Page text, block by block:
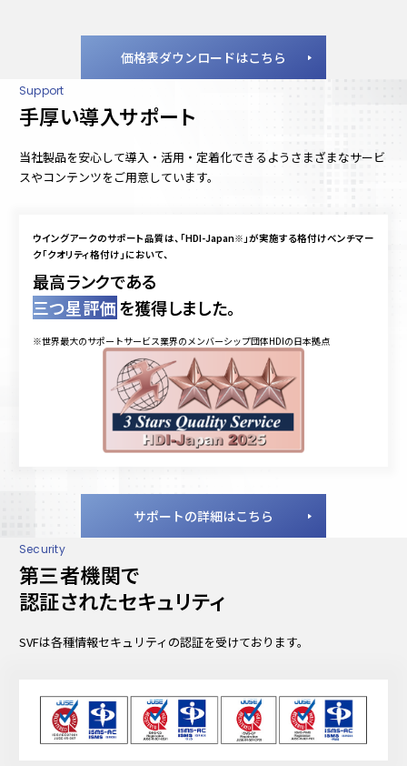
価格表ダウンロードはこちら
Support
手厚い導入サポート
当社製品を安心して導入・活用・定着化できるようさまざまなサービ
スやコンテンツをご用意しています。
ウイングアークのサポート品質は、「HDI-Japan※ 」が実施する格付けベンチマー
ク「クオリティ格付け」において、
最高ランクである
三つ星評価を獲得しました。
※世界最大のサポートサービス業界のメンバーシップ団体HDIの日本拠点
サポートの詳細はこちら
Security
第三者機関で
認証されたセキュリティ
SVFは各種情報セキュリティの認証を受けております。